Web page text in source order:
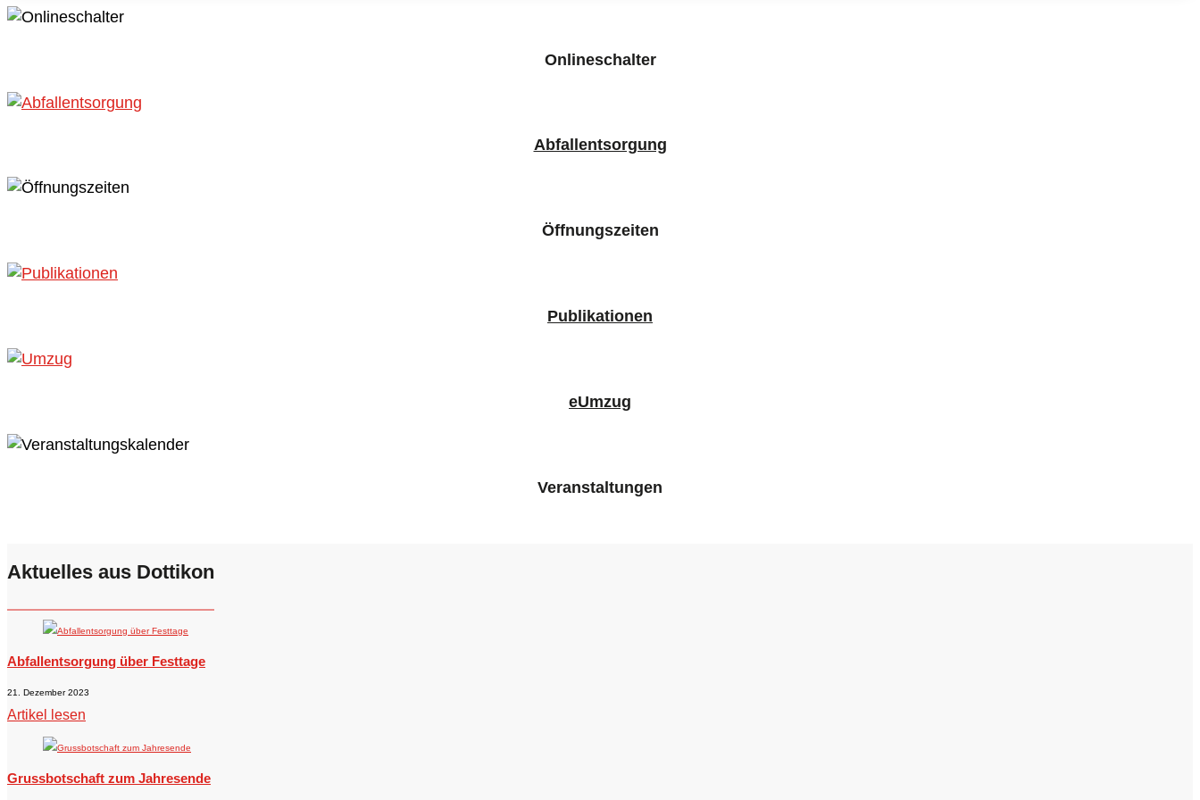
Onlineschalter
Abfallentsorgung
Öffnungszeiten
Publikationen
eUmzug
Veranstaltungen
Aktuelles aus Dottikon
Abfallentsorgung über Festtage
21. Dezember 2023
Artikel lesen
Grussbotschaft zum Jahresende